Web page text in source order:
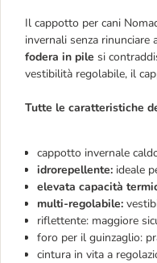
Il cappotto per cani
invernali senza rinunciare
fodera in pile si
vestibilità regolabile, il
Tutte le caratteristiche
cappotto invernale
idrorepellente: ideale
elevata capacità
multi-regolabile:
riflettente: maggiore
foro per il guinzaglio:
cintura in vita a